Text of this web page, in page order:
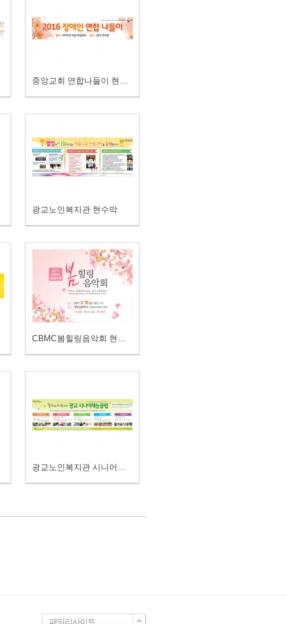
중앙교회 연합나들이 현수막
광교노인복지관 현수막
CBMC봄힐링음악회 현수막
광교노인복지관 시니어재능클럽 현수막
패밀리사이트